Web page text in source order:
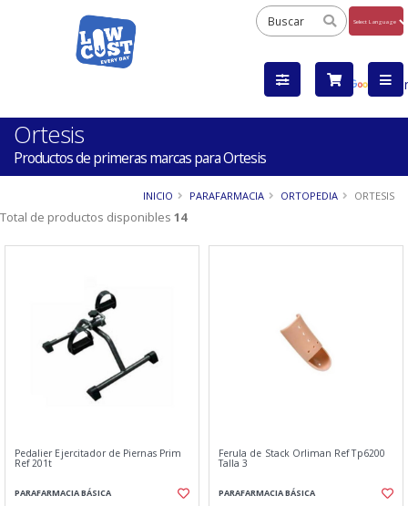
by
Ortesis
Productos de primeras marcas para Ortesis
INICIO PARAFARMACIA ORTOPEDIA ORTESIS
Total de productos disponibles 14
Pedalier Ejercitador de Piernas Prim
Ref 201t
PARAFARMACIA BÁSICA
Ferula de Stack Orliman Ref Tp6200
Talla 3
PARAFARMACIA BÁSICA